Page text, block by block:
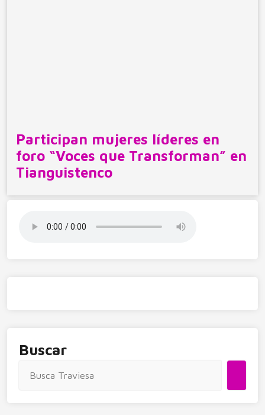
Participan mujeres líderes en
foro “Voces que Transforman” en
Tianguistenco
Buscar